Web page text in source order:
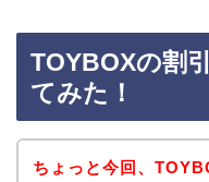
TOYBOXの割
てみた！
ちょっと今回、